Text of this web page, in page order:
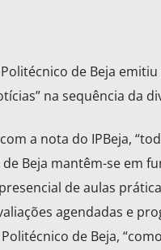
de Beja
na sequência da
a nota do IPBeja,
Beja mantêm-se em
de aulas
agendadas e
de Beja,